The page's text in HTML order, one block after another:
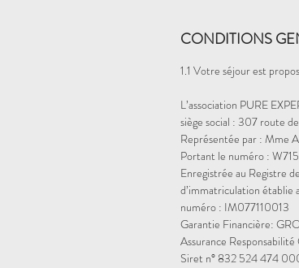
CONDITIONS
1.1 Votre séjour est
L’association PURE
siège social : 307 route
Représentée par : Mme
Portant le numéro :
Enregistrée au Registre
d’immatriculation établie
numéro : IM077110013
Garantie Financière:
Assurance
Siret n° 832 524 474